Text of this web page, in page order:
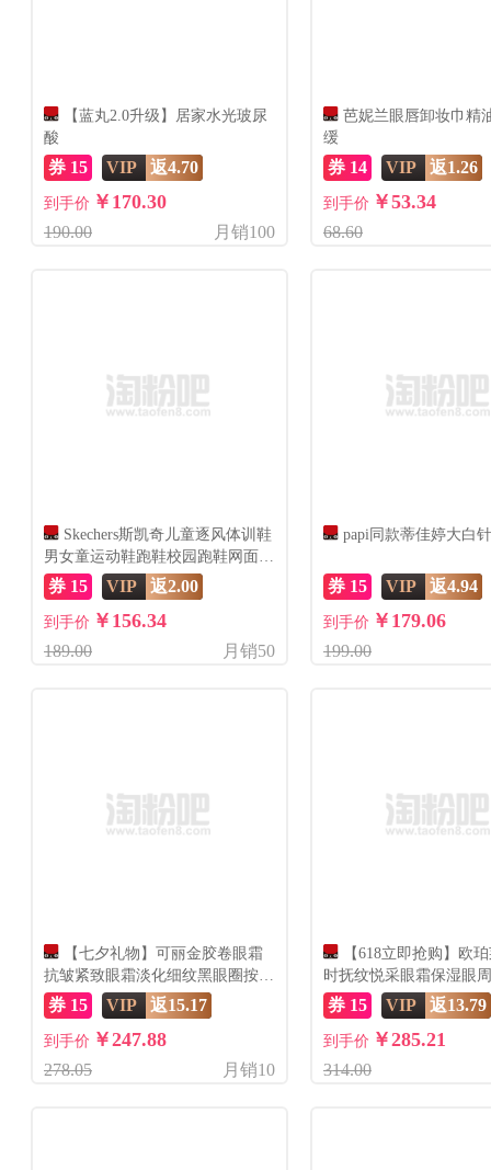
【蓝丸2.0升级】居家水光玻尿
酸
券 15 VIP 返4.70
到手价 ￥170.30
190.00 月销100
芭妮兰眼唇卸妆巾精
缓
券 14 VIP 返1.26
到手价 ￥53.34
68.60
Skechers斯凯奇儿童逐风体训鞋
男女童运动鞋跑鞋校园跑鞋网面透
气
券 15 VIP 返2.00
到手价 ￥156.34
189.00 月销50
papi同款蒂佳婷大白
券 15 VIP 返4.94
到手价 ￥179.06
199.00
【七夕礼物】可丽金胶卷眼霜
抗皱紧致眼霜淡化细纹黑眼圈按摩
棒
券 15 VIP 返15.17
到手价 ￥247.88
278.05 月销10
【618立即抢购】欧
时抚纹悦采眼霜保湿眼
券 15 VIP 返13.79
到手价 ￥285.21
314.00